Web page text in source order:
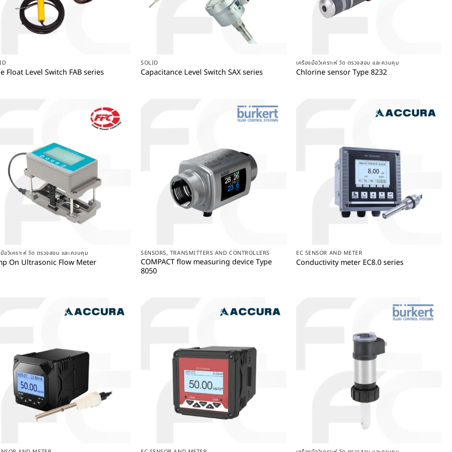
Float Level Switch FAB series
SOLID
Capacitance Level Switch SAX series
เครื่องมือวิเคราะห์ วัด ตรวจสอบ และควบคุม
Chlorine sensor Type 8232
มือวิเคราะห์ วัด ตรวจสอบ และควบคุม
On Ultrasonic Flow Meter
SENSORS, TRANSMITTERS AND CONTROLLERS
COMPACT flow measuring device Type
8050
EC SENSOR AND METER
Conductivity meter EC8.0 series